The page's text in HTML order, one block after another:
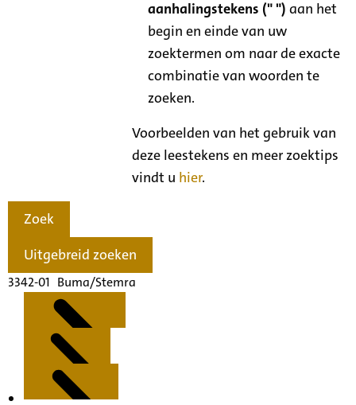
aanhalingstekens (" ") aan het
begin en einde van uw
zoektermen om naar de exacte
combinatie van woorden te
zoeken.
Voorbeelden van het gebruik van
deze leestekens en meer zoektips
vindt u hier.
Zoek
Uitgebreid zoeken
3342-01 Buma/Stemra